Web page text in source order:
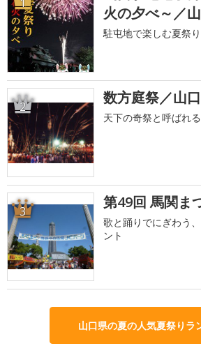
火の夕べ～／
駐屯地で楽しむ夏祭り
2 数方庭祭／山
天下の奇祭と呼ばれ
3 第49回 馬関ま
歌と踊りでにぎわう
ント
山口県の夏の人気夏祭りラ